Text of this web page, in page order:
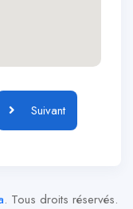
Suivant
. Tous droits réservés.